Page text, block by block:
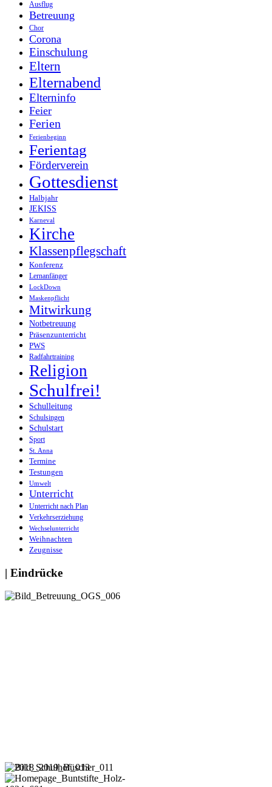
Ausflug
Betreuung
Chor
Corona
Einschulung
Eltern
Elternabend
Elterninfo
Feier
Ferien
Ferienbeginn
Ferientag
Förderverein
Gottesdienst
Halbjahr
JEKISS
Karneval
Kirche
Klassenpflegschaft
Konferenz
Lernanfänger
LockDown
Maskenpflicht
Mitwirkung
Notbetreuung
Präsenzunterricht
PWS
Radfahrtraining
Religion
Schulfrei!
Schulleitung
Schulsingen
Schulstart
Sport
St. Anna
Termine
Testungen
Umwelt
Unterricht
Unterricht nach Plan
Verkehrserziehung
Wechselunterricht
Weihnachten
Zeugnisse
| Eindrücke